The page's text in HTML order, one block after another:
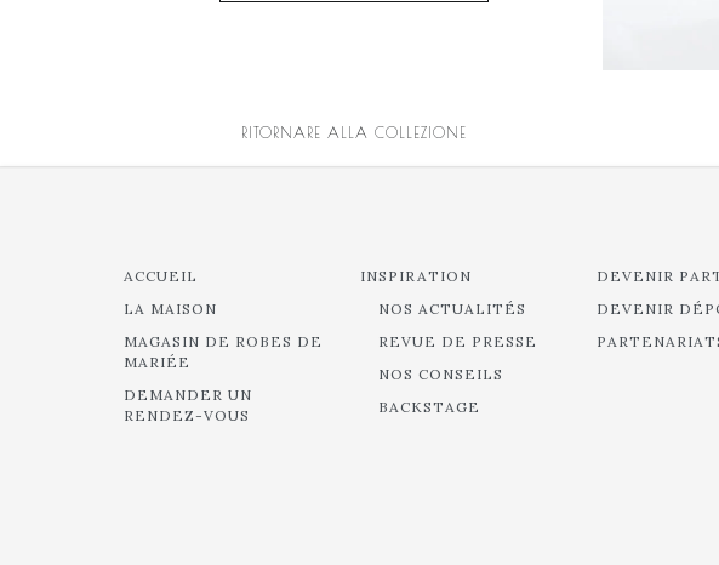
RITORNARE ALLA COLLEZIONE
ACCUEIL
LA MAISON
MAGASIN DE ROBES DE
MARIÉE
DEMANDER UN
RENDEZ-VOUS
INSPIRATION
NOS ACTUALITÉS
REVUE DE PRESSE
NOS CONSEILS
BACKSTAGE
DEVENIR
DEVENIR